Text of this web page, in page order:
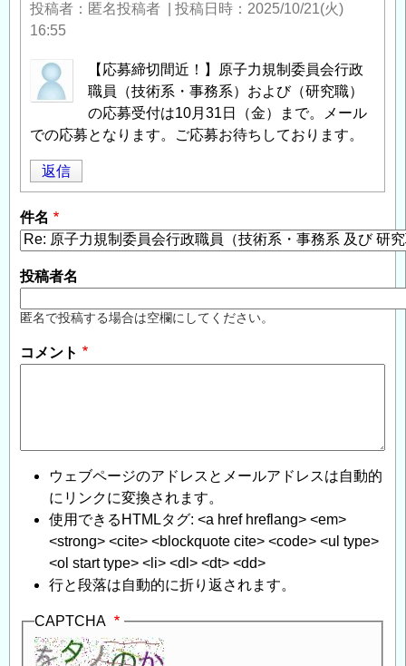
投稿者 匿名投稿者 投稿日時
2025/10/21(火)
16:55
【応募締切間近！】原子力規制委員会行政
職員（技術系・事務系）および（研究職）
の応募受付は10月31日（金）まで。メール
での応募となります。ご応募お待ちしております。
返信
件名
投稿者名
匿名で投稿する場合は空欄にしてください。
コメント
ウェブページのアドレスとメールアドレスは自動的
にリンクに変換されます。
使用できるHTMLタグ: <a href hreflang> <em>
<strong> <cite> <blockquote cite> <code> <ul type>
<ol start type> <li> <dl> <dt> <dd>
行と段落は自動的に折り返されます。
CAPTCHA